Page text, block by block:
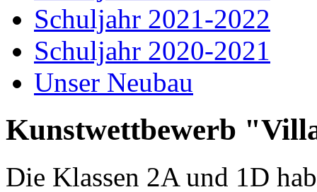
Schuljahr 2021-2022
Schuljahr 2020-2021
Unser Neubau
Kunstwettbewerb
Die Klassen 2A und 1D